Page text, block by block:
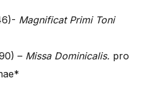
Magnificat Primi Toni
– Missa Dominicalis. pro